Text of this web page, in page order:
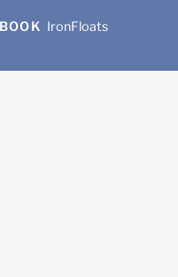
IronFloats